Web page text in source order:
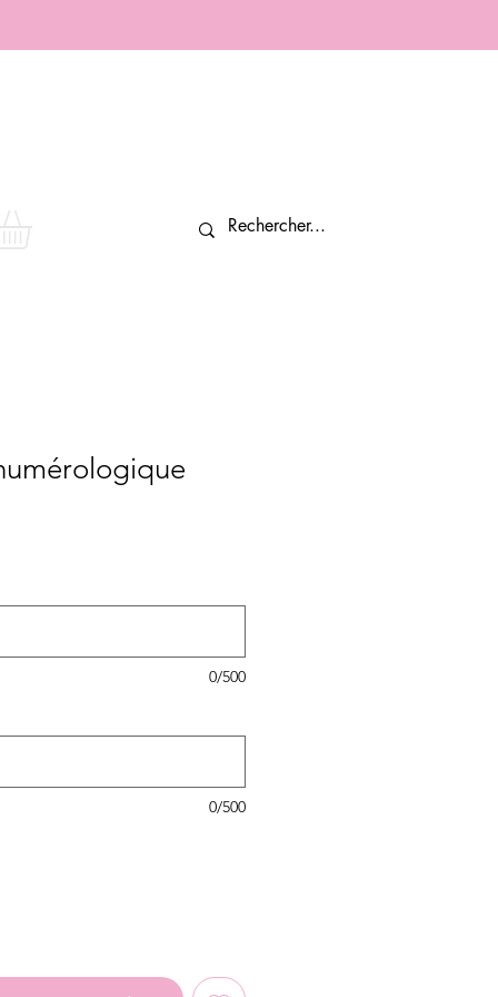
0/500
0/500